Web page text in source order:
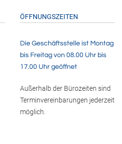
ÖFFNUNGSZEITEN
Die Geschäftsstelle ist Montag
bis Freitag von 08.00 Uhr bis
17.00 Uhr geöffnet
Außerhalb der Bürozeiten sind
Terminvereinbarungen jederzeit
möglich.